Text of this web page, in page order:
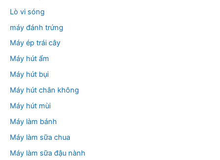
Lò vi sóng
máy đánh trứng
Máy ép trái cây
Máy hút ẩm
Máy hút bụi
Máy hút chân không
Máy hút mùi
Máy làm bánh
Máy làm sữa chua
Máy làm sữa đậu nành